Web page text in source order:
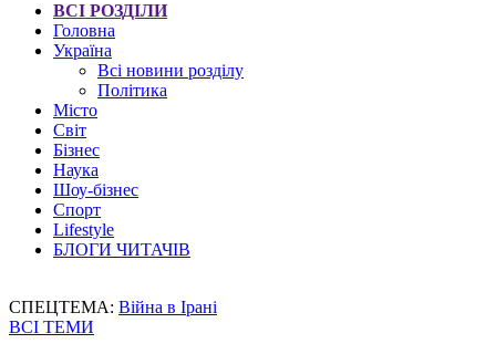
ВСІ РОЗДІЛИ
Головна
Україна
Всі новини розділу
Політика
Місто
Світ
Бізнес
Наука
Шоу-бізнес
Спорт
Lifestyle
БЛОГИ ЧИТАЧІВ
СПЕЦТЕМА: Війна в Ірані
ВСІ ТЕМИ